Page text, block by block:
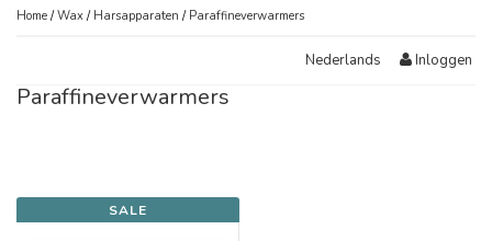
Home /Wax / Harsapparaten / Paraffineverwarmers
Nederlands Inloggen
Paraffineverwarmers
SALE